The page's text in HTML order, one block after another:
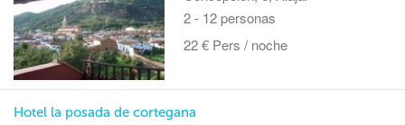
2 - 12 personas
22 € Pers / noche
Hotel la posada de cortegana